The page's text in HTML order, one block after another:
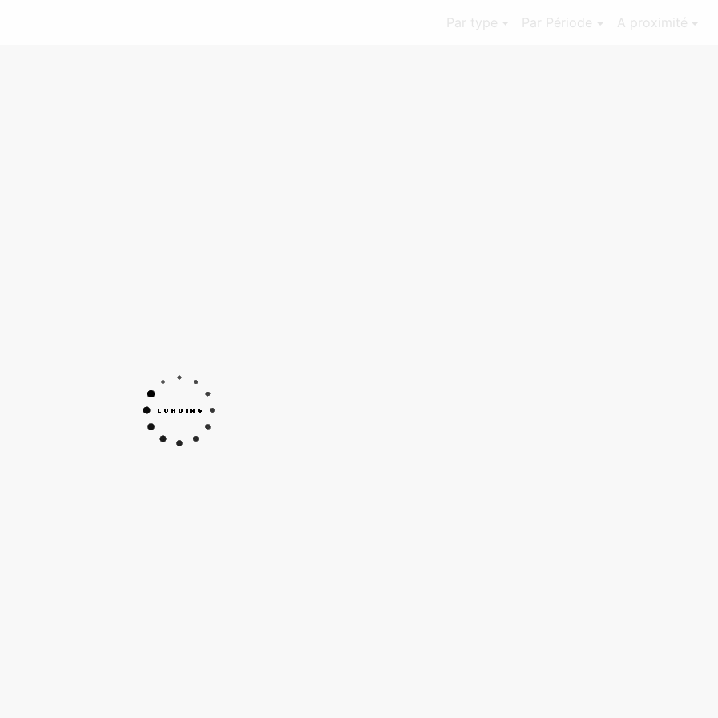
Par type Par Période A proximité